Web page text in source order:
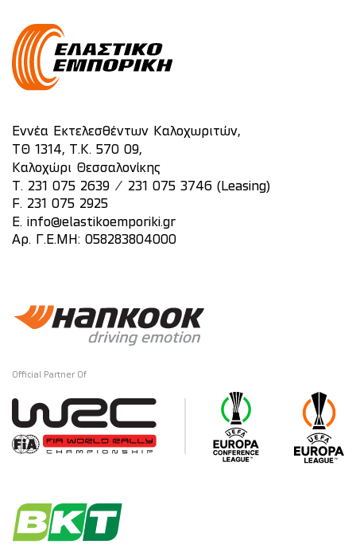
Εννέα Εκτελεσθέντων Καλοχωριτών,
ΤΘ 1314, Τ.Κ. 570 09,
Καλοχώρι Θεσσαλονίκης
T. 231 075 2639 /
231 075 3746 (Leasing)
F. 231 075 2925
E.
info@elastikoemporiki.gr
Αρ. Γ.Ε.ΜΗ: 058283804000
Official Partner Of